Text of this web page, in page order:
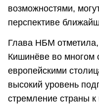
возможностями,
перспективе
Глава НБМ отметила,
Кишинёве во многом
европейскими
высокий уровень
стремление страны к